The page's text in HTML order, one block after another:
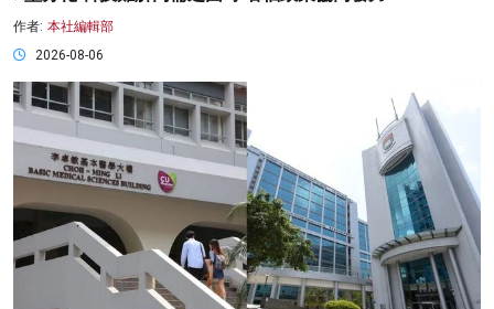
作者: 本社編輯部
2026-08-06